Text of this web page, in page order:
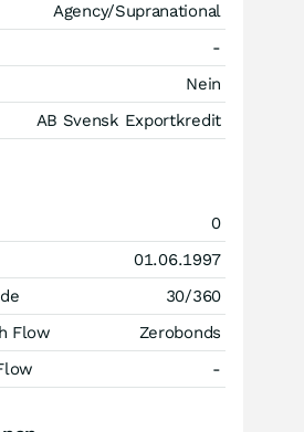
Agency/Supranational
-
Nein
AB Svensk Exportkredit
0
01.06.1997
30/360
Flow
Zerobonds
-